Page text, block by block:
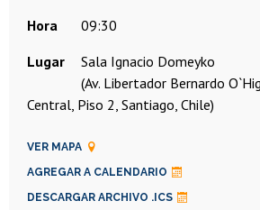
Hora
09:30
Lugar
Sala Ignacio Domeyko
(Av. Libertador Bernardo
Central, Piso 2, Santiago, Chile)
VER MAPA
AGREGAR A CALENDARIO
DESCARGAR ARCHIVO .ICS